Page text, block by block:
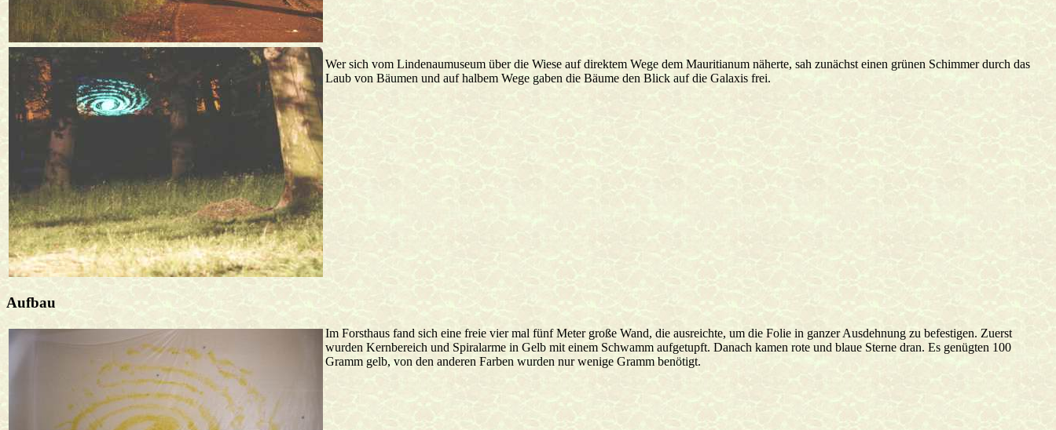
Wer sich vom Lindenaumuseum über die Wiese auf direktem Wege dem Mauritianum näherte, sah zunächst einen grünen Schimmer durch das
Laub von Bäumen und auf halbem Wege gaben die Bäume den Blick auf die Galaxis frei.
Aufbau
Im Forsthaus fand sich eine freie vier mal fünf Meter große Wand, die ausreichte, um die Folie in ganzer Ausdehnung zu befestigen. Zuerst
wurden Kernbereich und Spiralarme in Gelb mit einem Schwamm aufgetupft. Danach kamen rote und blaue Sterne dran. Es genügten 100
Gramm gelb, von den anderen Farben wurden nur wenige Gramm benötigt.